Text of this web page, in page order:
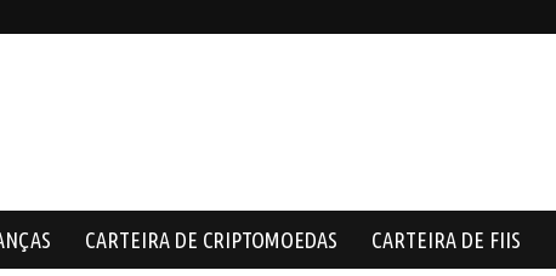
CARTEIRA DE CRIPTOMOEDAS CARTEIRA DE FIIS